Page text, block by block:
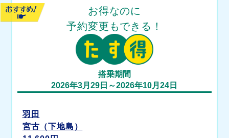
お得なのに
予約変更もできる！
搭乗期間
2026年3月29日～2026年10月24日
羽田
宮古（下地島）